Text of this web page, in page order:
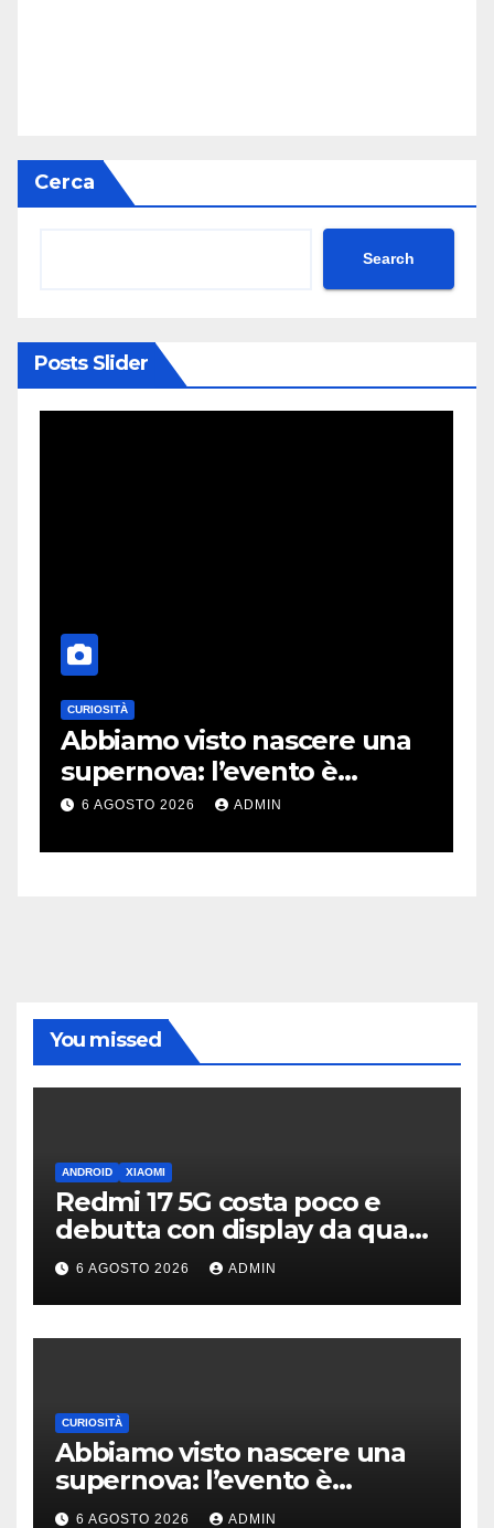
Cerca
Search
Posts Slider
CURIOSITÀ
Abbiamo visto nascere una
supernova: l’evento è
rarissimo
6 AGOSTO 2026 ADMIN
You missed
ANDROID XIAOMI
Redmi 17 5G costa poco e
debutta con display da quasi
7 pollici e batteria enorme
6 AGOSTO 2026 ADMIN
CURIOSITÀ
Abbiamo visto nascere una
supernova: l’evento è
rarissimo
6 AGOSTO 2026 ADMIN